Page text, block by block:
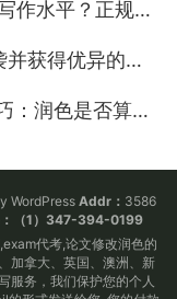
否是提高写作水平的捷径？
优异的成绩？
色是否算作弊？
WordPress Addr： 3586
（1）347-394-0199
代考,论文修改润色的
加拿大、英国、澳洲、新
服务，我们保护您的个人